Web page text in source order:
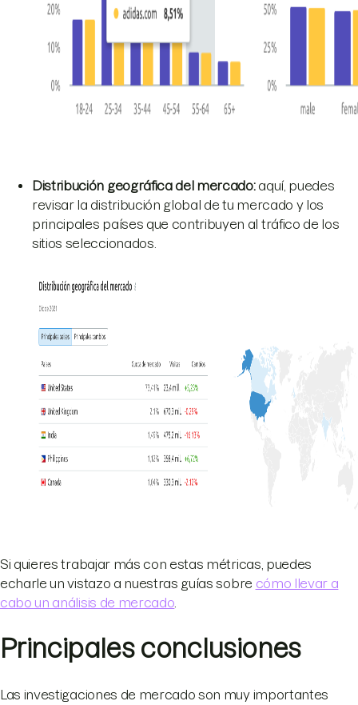
Distribución geográfica del mercado:aquí, puedes
revisar la distribución global de tu mercado y los
principales países que contribuyen al tráfico de los
sitios seleccionados.
Si quieres trabajar más con estas métricas, puedes
echarle un vistazo a nuestras guías sobre cómo llevar a
cabo un análisis de mercado
Principales conclusiones
Las investigaciones de mercado son muy importantes